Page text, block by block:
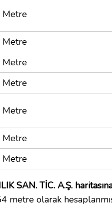
Metre
Metre
Metre
Metre
Metre
Metre
SAN. TİC. A.Ş.
metre olarak